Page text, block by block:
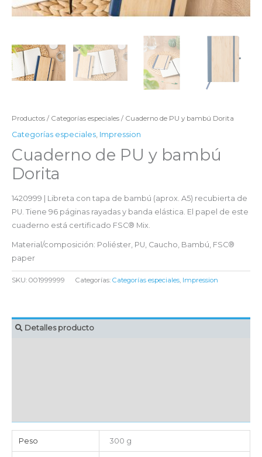
Productos / Categorías especiales / Cuaderno de PU y bambú Dorita
Categorías especiales, Impression
Cuaderno de PU y bambú
Dorita
1420999 | Libreta con tapa de bambú (aprox. A5) recubierta de
PU. Tiene 96 páginas rayadas y banda elástica. El papel de este
cuaderno está certificado FSC® Mix.
Material/composición: Poliéster, PU, Caucho, Bambú, FSC®
paper
SKU: 001999999 Categorías: Categorías especiales, Impression
Detalles producto
Peso 300 g